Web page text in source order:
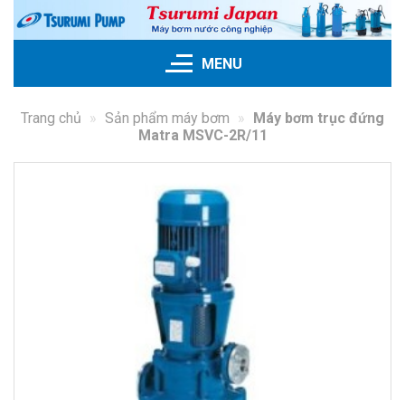
Skip
MENU
Trang chủ » Sản phẩm máy bơm » Máy bơm trục đứng
Matra MSVC-2R/11